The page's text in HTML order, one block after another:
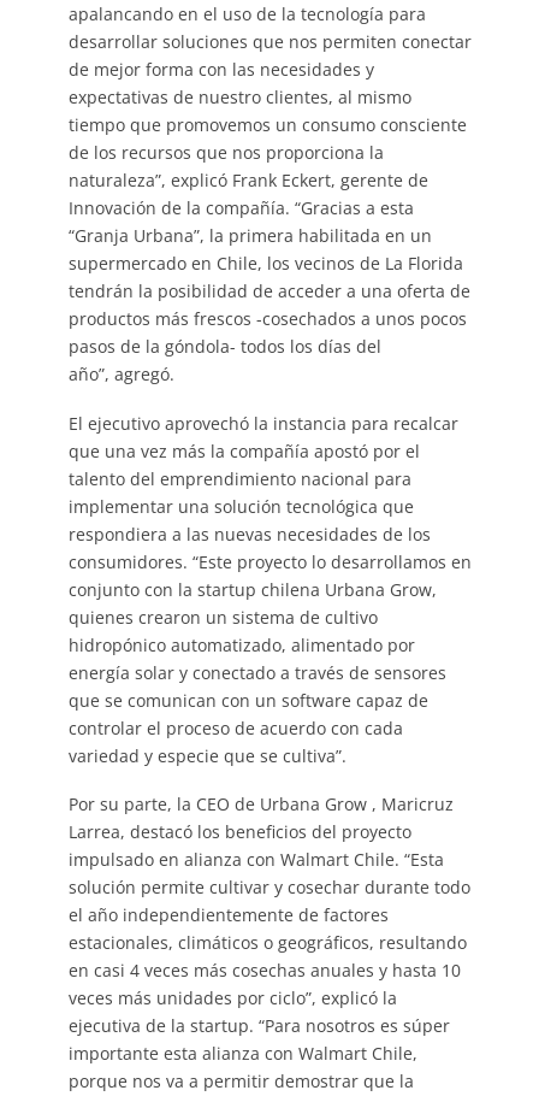
apalancando en el uso de la tecnología para
desarrollar soluciones que nos permiten conectar
de mejor forma con las necesidades y
expectativas de nuestro clientes, al mismo
tiempo que promovemos un consumo consciente
de los recursos que nos proporciona la
naturaleza”, explicó Frank Eckert, gerente de
Innovación de la compañía. “Gracias a esta
“Granja Urbana”, la primera habilitada en un
supermercado en Chile, los vecinos de La Florida
tendrán la posibilidad de acceder a una oferta de
productos más frescos -cosechados a unos pocos
pasos de la góndola- todos los días del
año”, agregó.
El ejecutivo aprovechó la instancia para recalcar
que una vez más la compañía apostó por el
talento del emprendimiento nacional para
implementar una solución tecnológica que
respondiera a las nuevas necesidades de los
consumidores. “Este proyecto lo desarrollamos en
conjunto con la startup chilena Urbana Grow,
quienes crearon un sistema de cultivo
hidropónico automatizado, alimentado por
energía solar y conectado a través de sensores
que se comunican con un software capaz de
controlar el proceso de acuerdo con cada
variedad y especie que se cultiva”.
Por su parte, la CEO de Urbana Grow , Maricruz
Larrea, destacó los beneficios del proyecto
impulsado en alianza con Walmart Chile. “Esta
solución permite cultivar y cosechar durante todo
el año independientemente de factores
estacionales, climáticos o geográficos, resultando
en casi 4 veces más cosechas anuales y hasta 10
veces más unidades por ciclo”, explicó la
ejecutiva de la startup. “Para nosotros es súper
importante esta alianza con Walmart Chile,
porque nos va a permitir demostrar que la